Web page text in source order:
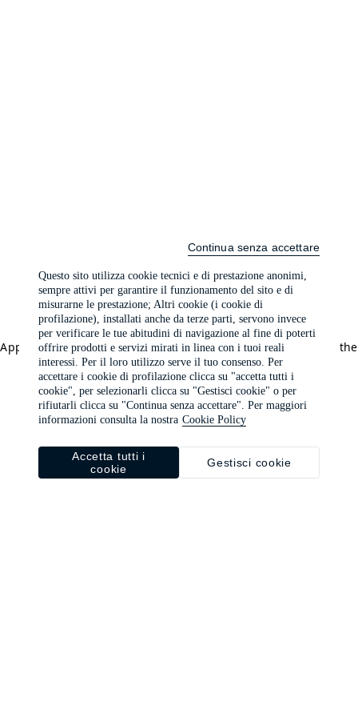
Application error: a client-side exception has occurred (see the
browser console for more information).
Questo sito utilizza cookie tecnici e di prestazione anonimi,
sempre attivi per garantire il funzionamento del sito e di
misurarne le prestazione; Altri cookie (i cookie di
profilazione), installati anche da terze parti, servono invece
per verificare le tue abitudini di navigazione al fine di poterti
offrire prodotti e servizi mirati in linea con i tuoi reali
interessi. Per il loro utilizzo serve il tuo consenso. Per
accettare i cookie di profilazione clicca su "accetta tutti i
cookie", per selezionarli clicca su "Gestisci cookie" o per
rifiutarli clicca su "Continua senza accettare". Per maggiori
informazioni consulta la nostra Cookie Policy
Gestisci cookie
Accetta tutti i
cookie
Continua senza accettare